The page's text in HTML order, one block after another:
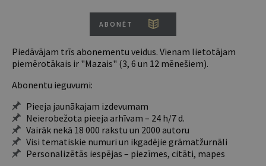
ABONĒT
Piedāvājam trīs abonementu veidus. Vienam lietotājam
piemērotākais ir "Mazais" (3, 6 un 12 mēnešiem).
Abonentu ieguvumi:
Pieeja jaunākajam izdevumam
Neierobežota pieeja arhīvam – 24 h/7 d.
Vairāk nekā 18 000 rakstu un 2000 autoru
Visi tematiskie numuri un ikgadējie grāmatžurnāli
Personalizētās iespējas – piezīmes, citāti, mapes